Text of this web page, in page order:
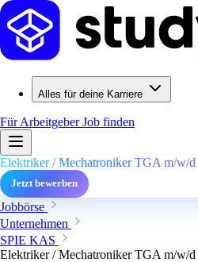
Alles für deine Karriere
Für ArbeitgeberJob finden
Elektriker / Mechatroniker TGA m/w/d
Jetzt bewerben
Jobbörse
Unternehmen
SPIE KAS
Elektriker / Mechatroniker TGA m/w/d